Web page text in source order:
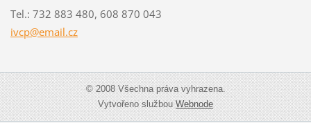
Tel.: 732 883 480, 608 870 043
ivcp@email.cz
© 2008 Všechna práva vyhrazena.
Vytvořeno službouWebnode